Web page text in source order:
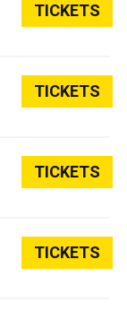
TICKETS
TICKETS
TICKETS
TICKETS